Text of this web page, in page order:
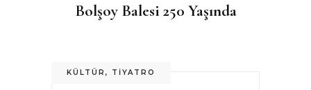
Bolşoy Balesi 250 Yaşında
KÜLTÜR , TIYATRO